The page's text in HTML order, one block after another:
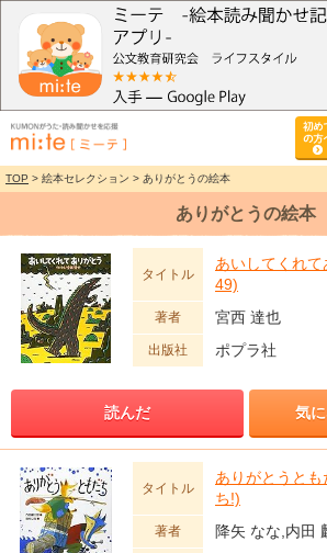
初め
の方
TOP > 絵本セレクション > ありがとうの絵本
ありがとうの絵本
タイトル
あいしてくれ
49)
著者 宮西 達也
出版社 ポプラ社
読んだ 気
タイトル
ありがとうと
ち!)
著者 降矢 なな,内田